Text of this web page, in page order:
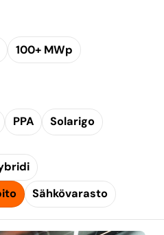
100+ MWp
PPA Solarigo
Sähkövarasto